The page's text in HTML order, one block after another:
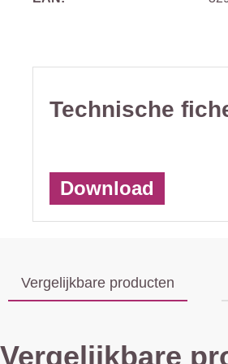
Technische
Download
Vergelijkbare producten
Vergelijkbare